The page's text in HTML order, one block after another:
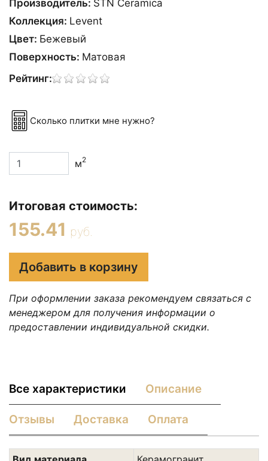
Производитель: STN Ceramica
Коллекция: Levent
Цвет: Бежевый
Поверхность: Матовая
Рейтинг:
Сколько плитки мне нужно?
м2
Итоговая стоимость:
155.41 руб.
Добавить в корзину
При оформлении заказа рекомендуем связаться с
менеджером для получения информации о
предоставлении индивидуальной скидки.
Все характеристики Описание
Отзывы Доставка Оплата